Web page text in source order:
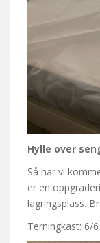
Hylle over
Så har vi
er en
lagringsplass.
Terningkast: 6/6